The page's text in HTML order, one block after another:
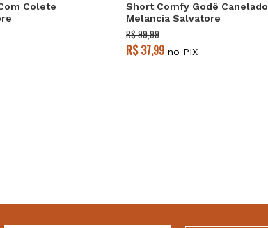
Colete
Short Comfy Godê Canelado
Melancia Salvatore
R$ 99,99
R$ 37,99 no PIX